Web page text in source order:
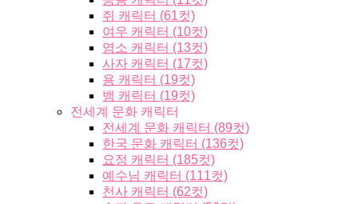
쥐 캐릭터 (61컷)
여우 캐릭터 (10컷)
염소 캐릭터 (13컷)
사자 캐릭터 (17컷)
용 캐릭터 (19컷)
뱀 캐릭터 (19컷)
전세계 문화 캐릭터
전세계 문화 캐릭터 (89컷)
한국 문화 캐릭터 (136컷)
요정 캐릭터 (185컷)
예수님 캐릭터 (111컷)
천사 캐릭터 (62컷)